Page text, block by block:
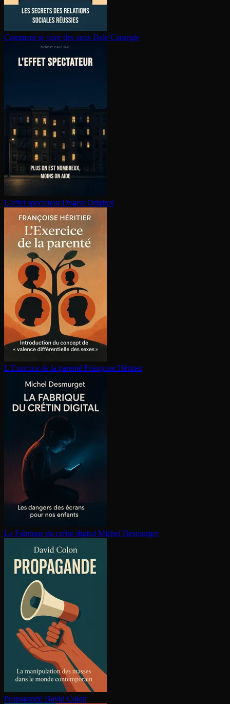
Comment se faire des amis Dale Carnegie
L’effet spectateur Dygest Original
L'Exercice de la parenté Françoise Héritier
La Fabrique du crétin digital Michel Desmurget
Propagande David Colon